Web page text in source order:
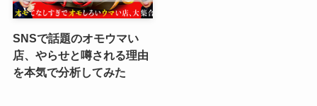
SNSで話題のオモウマい
店、やらせと噂される理由
を本気で分析してみた